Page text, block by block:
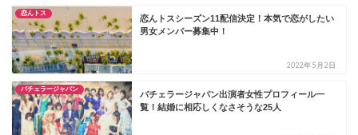
恋んトス
恋んトスシーズン11配信決定！本気で恋がしたい
男女メンバー募集中！
2022年5月2日
バチェラージャパン
バチェラージャパン出演者女性プロフィール一
覧！結婚に相応しくなさそうな25人